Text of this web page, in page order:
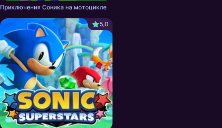
Приключения Соника на мотоцикле
5,0